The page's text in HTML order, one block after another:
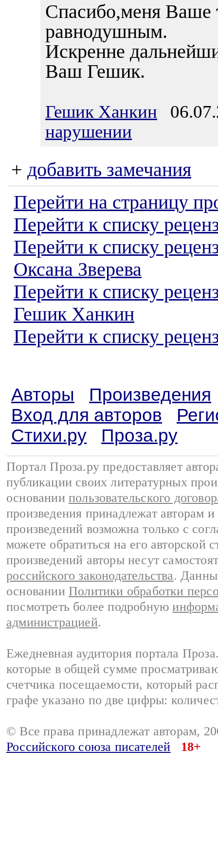
Спасибо,меня Ваше
равнодушным.
Искренне
Ваш Гешик.
Гешик Ханкин
нарушении
+ добавить замечания
Перейти на страницу
Перейти к списку
Перейти к списку
Оксана Зверева
Перейти к списку
Гешик Ханкин
Перейти к списку
Авторы
Произведения
Вход для авторов
Стихи.ру
Проза.ру
Портал Проза.ру предоставляет
публикации своих литературных
основании пользовательского
произведения принадлежат авторам
произведений возможна только с
можете обратиться на его авторской
произведений авторы несут
российского законодательства.
основании Политики обработки
посмотреть более подробную
администрацией.
Ежедневная аудитория портала
которые в общей сумме
счетчика посещаемости, который
графе указано по две цифры:
© Все права принадлежат авторам,
Российского союза писателей
18+